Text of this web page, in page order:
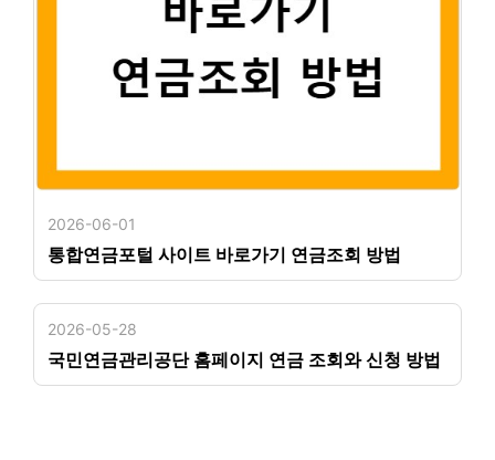
2026-06-01
통합연금포털 사이트 바로가기 연금조회 방법
2026-05-28
국민연금관리공단 홈페이지 연금 조회와 신청 방법